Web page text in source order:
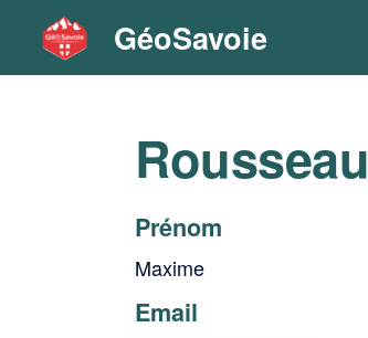
GéoSavoie
Rousseau
Prénom
Maxime
Email